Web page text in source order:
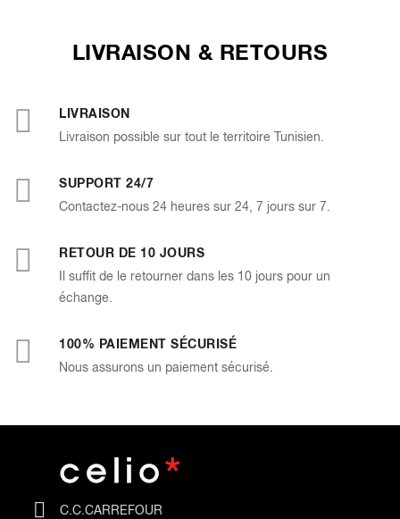
LIVRAISON & RETOURS
LIVRAISON
Livraison possible sur tout le territoire Tunisien.
SUPPORT 24/7
Contactez-nous 24 heures sur 24, 7 jours sur 7.
RETOUR DE 10 JOURS
Il suffit de le retourner dans les 10 jours pour un
échange.
100% PAIEMENT SÉCURISÉ
Nous assurons un paiement sécurisé.
C.C.CARREFOUR